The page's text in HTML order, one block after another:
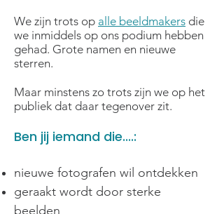
We zijn trots op alle beeldmakers die
we inmiddels op ons podium hebben
gehad. Grote namen en nieuwe
sterren.
Maar minstens zo trots zijn we op het
publiek dat daar tegenover zit.
Ben jij iemand die....:
nieuwe fotografen wil ontdekken
geraakt wordt door sterke
beelden